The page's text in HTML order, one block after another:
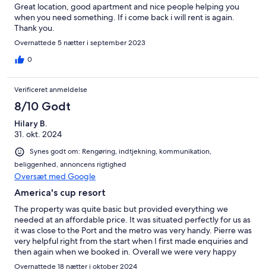
Great location, good apartment and nice people helping you
when you need something. If i come back i will rent is again.
Thank you.
Overnattede 5 nætter i september 2023
0
Verificeret anmeldelse
8/10 Godt
Hilary B.
31. okt. 2024
Synes godt om: Rengøring, indtjekning, kommunikation,
beliggenhed, annoncens rigtighed
Oversæt med Google
America's cup resort
The property was quite basic but provided everything we
needed at an affordable price. It was situated perfectly for us as
it was close to the Port and the metro was very handy. Pierre was
very helpful right from the start when I first made enquiries and
then again when we booked in. Overall we were very happy
with our accommodation.
Overnattede 18 nætter i oktober 2024